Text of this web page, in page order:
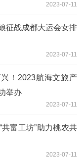
2023-07-11
征战成都大运会女排
2023-07-11
！2023航海文旅产
举办
2023-07-11
共富工坊”助力桃农共
2023-07-11